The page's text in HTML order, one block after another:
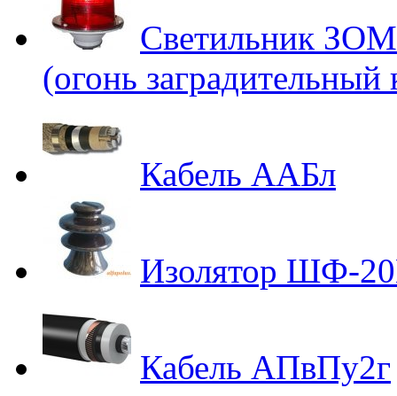
Светильник
(огонь
Кабель ААБл
Изолятор ШФ-
Кабель АПвПу2г